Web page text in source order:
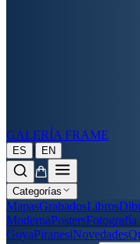
GALERÍA FRAME
ES | EN
Categorías
MapasGrabadosLibros
ModernaPostersFotografía
GoyaPiranesiNovedades